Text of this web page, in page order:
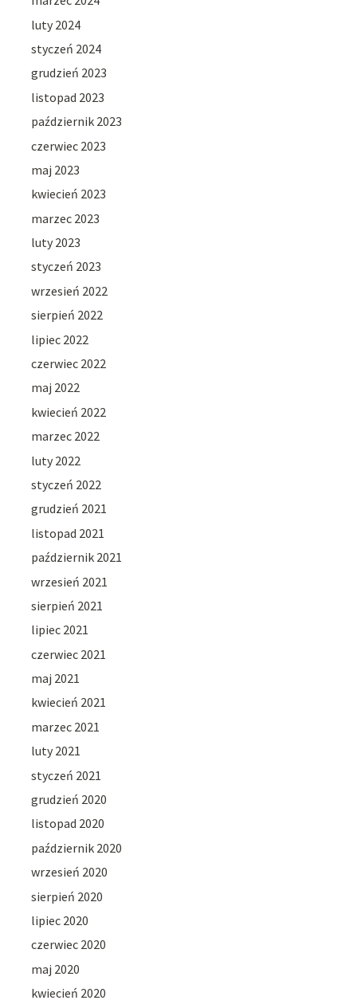
luty 2024
styczeń 2024
grudzień 2023
listopad 2023
październik 2023
czerwiec 2023
maj 2023
kwiecień 2023
marzec 2023
luty 2023
styczeń 2023
wrzesień 2022
sierpień 2022
lipiec 2022
czerwiec 2022
maj 2022
kwiecień 2022
marzec 2022
luty 2022
styczeń 2022
grudzień 2021
listopad 2021
październik 2021
wrzesień 2021
sierpień 2021
lipiec 2021
czerwiec 2021
maj 2021
kwiecień 2021
marzec 2021
luty 2021
styczeń 2021
grudzień 2020
listopad 2020
październik 2020
wrzesień 2020
sierpień 2020
lipiec 2020
czerwiec 2020
maj 2020
kwiecień 2020